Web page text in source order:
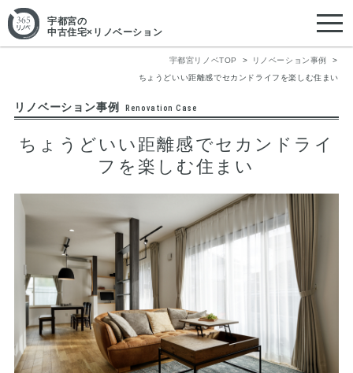
宇都宮の
中古住宅×リノベーション
宇都宮リノベTOP
リノベーション事例
ちょうどいい距離感でセカンドライフを楽しむ住まい
リノベーション事例 Renovation Case
ちょうどいい距離感でセカンドライ
フを楽しむ住まい